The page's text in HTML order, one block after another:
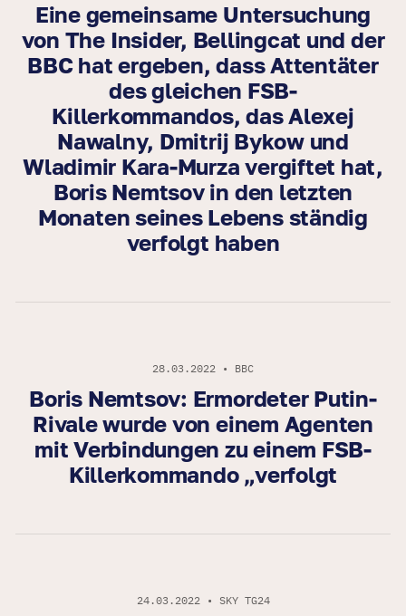
Eine gemeinsame Untersuchung
von The Insider, Bellingcat und der
BBC hat ergeben, dass Attentäter
des gleichen FSB-
Killerkommandos, das Alexej
Nawalny, Dmitrij Bykow und
Wladimir Kara-Murza vergiftet hat,
Boris Nemtsov in den letzten
Monaten seines Lebens ständig
verfolgt haben
28.03.2022 • BBC
Boris Nemtsov: Ermordeter Putin-
Rivale wurde von einem Agenten
mit Verbindungen zu einem FSB-
Killerkommando „verfolgt
24.03.2022 • SKY TG24